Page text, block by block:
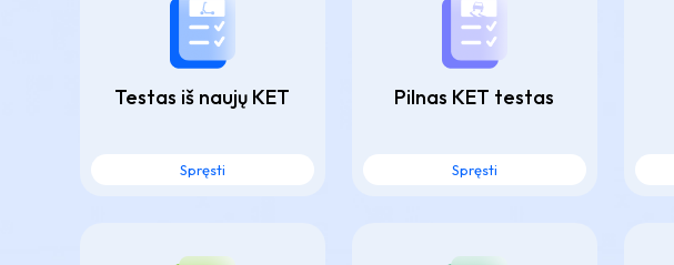
Testas iš naujų KET
Spręsti
Pilnas KET testas
Spręsti